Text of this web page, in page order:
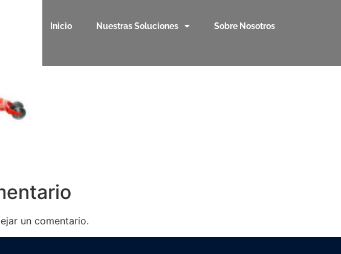
Inicio Nuestras Soluciones Sobre Nosotros
un comentario.